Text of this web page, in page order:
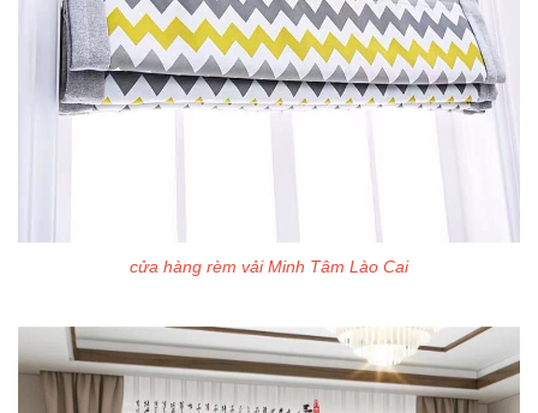
cửa hàng rèm vải Minh Tâm Lào Cai